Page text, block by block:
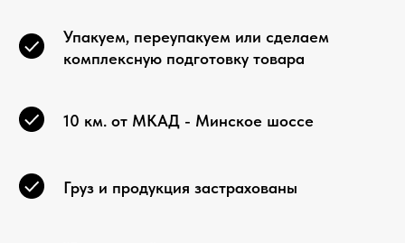
Упакуем, переупакуем или сделаем
комплексную подготовку товара
10 км. от МКАД - Минское шоссе
Груз и продукция застрахованы